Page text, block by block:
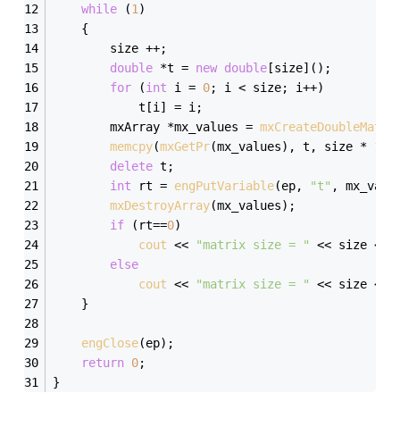
while (1 )
	{
		size ++;
double *t = new double [size]();
for (int i = 0; i < size; i++)
			t[i] = i;
		mxArray *mx_values =
memcpy(mxGetPr(mx_values), t, size * 1
delete t;
int rt = engPutVariable(ep, "t" ,
mxDestroyArray(mx_values);
if (rt==0)
cout << "matrix size = " << size <<
else
cout << "matrix size = " << size <<
	}
engClose(ep);
return 0;
}